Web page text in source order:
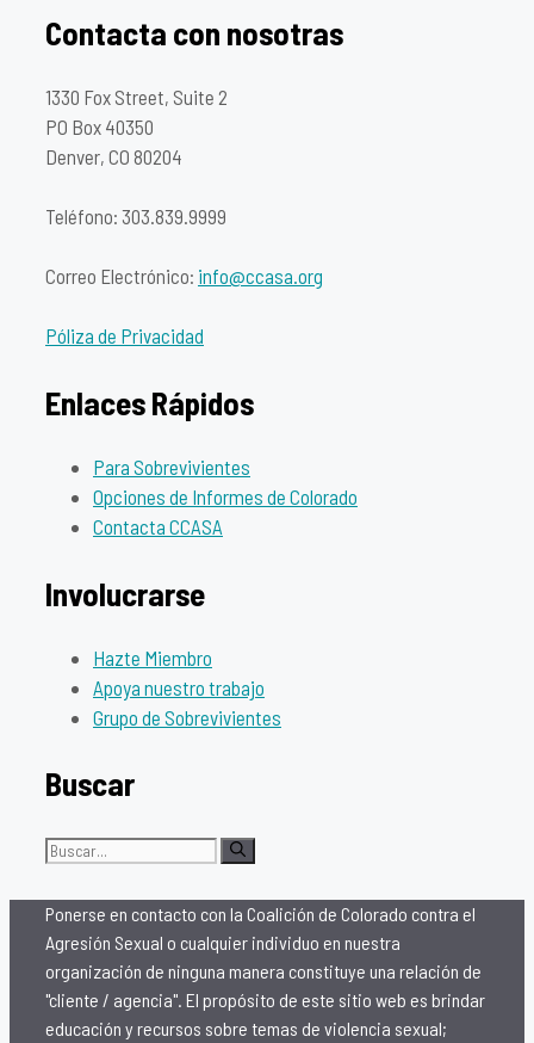
Contacta con nosotras
1330 Fox Street, Suite 2
PO Box 40350
Denver, CO 80204
Teléfono: 303.839.9999
Correo Electrónico: info@ccasa.org
Póliza de Privacidad
Enlaces Rápidos
Para Sobrevivientes
Opciones de Informes de Colorado
Contacta CCASA
Involucrarse
Hazte Miembro
Apoya nuestro trabajo
Grupo de Sobrevivientes
Buscar
Buscar:
Ponerse en contacto con la Coalición de Colorado contra el
Agresión Sexual o cualquier individuo en nuestra
organización de ninguna manera constituye una relación de
"cliente / agencia". El propósito de este sitio web es brindar
educación y recursos sobre temas de violencia sexual;